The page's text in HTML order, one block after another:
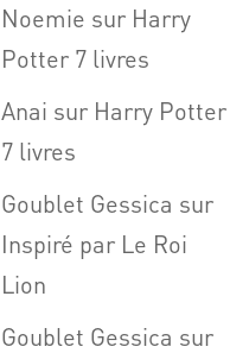
Noemie sur Harry
Potter 7 livres
Anai sur Harry Potter
7 livres
Goublet Gessica sur
Inspiré par Le Roi
Lion
Goublet Gessica sur